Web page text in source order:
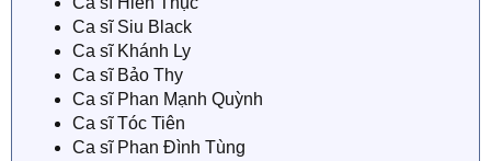
Ca sĩ Siu Black
Ca sĩ Khánh Ly
Ca sĩ Bảo Thy
Ca sĩ Phan Mạnh Quỳnh
Ca sĩ Tóc Tiên
Ca sĩ Phan Đình Tùng